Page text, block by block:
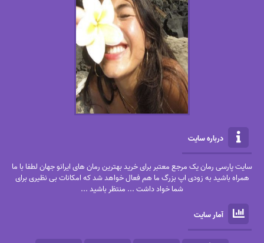
درباره سایت
سایت پارسی رمان یک مرجع معتبر برای خرید بهترین رمان های ایرانو جهان لطفا با ما
همراه باشید به زودی اپ بزرگ ما هم فعال خواهد شد که امکانات بی نظیری برای
شما خواد داشت ... منتظر باشید ...
آمار سایت